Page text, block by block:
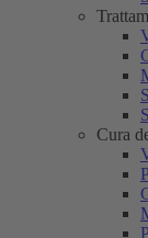
Cura